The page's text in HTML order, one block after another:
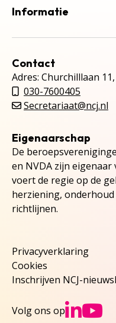
Informatie
Contact
Adres: Churchilllaan
030-7600405
Secretariaat@ncj.nl
Eigenaarschap
De
en NVDA zijn eigenaar
voert de regie op de
herziening, onderhoud
richtlijnen.
Privacyverklaring
Cookies
Inschrijven NCJ-
Volg ons op Ga